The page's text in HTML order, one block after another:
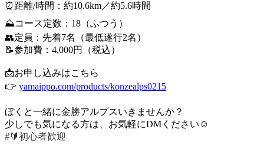
⏰距離/時間：約10.6km／約5.6時間
⛰️コース定数：18（ふつう）
👥定員：先着7名（最低遂行2名）
📝参加費：4,000円（税込）
📩お申し込みはこちら
👉 yamaippo.com/products/konzealps0215
ぼくと一緒に金勝アルプスいきませんか？
少しでも気になる方は、お気軽にDMください☺️
#🔰初心者歓迎